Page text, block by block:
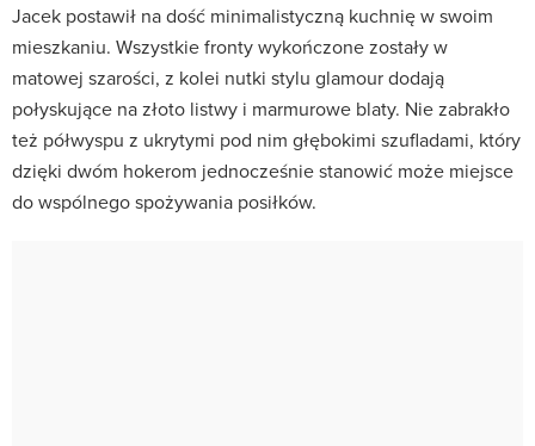
Jacek postawił na dość minimalistyczną kuchnię w swoim
mieszkaniu. Wszystkie fronty wykończone zostały w
matowej szarości, z kolei nutki stylu glamour dodają
połyskujące na złoto listwy i marmurowe blaty. Nie zabrakło
też półwyspu z ukrytymi pod nim głębokimi szufladami, który
dzięki dwóm hokerom jednocześnie stanowić może miejsce
do wspólnego spożywania posiłków.